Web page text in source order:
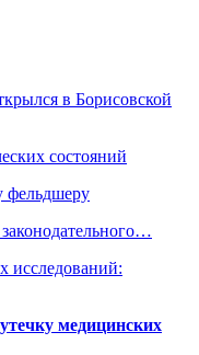
в Борисовской
состояний
фельдшеру
исследований:
медицинских